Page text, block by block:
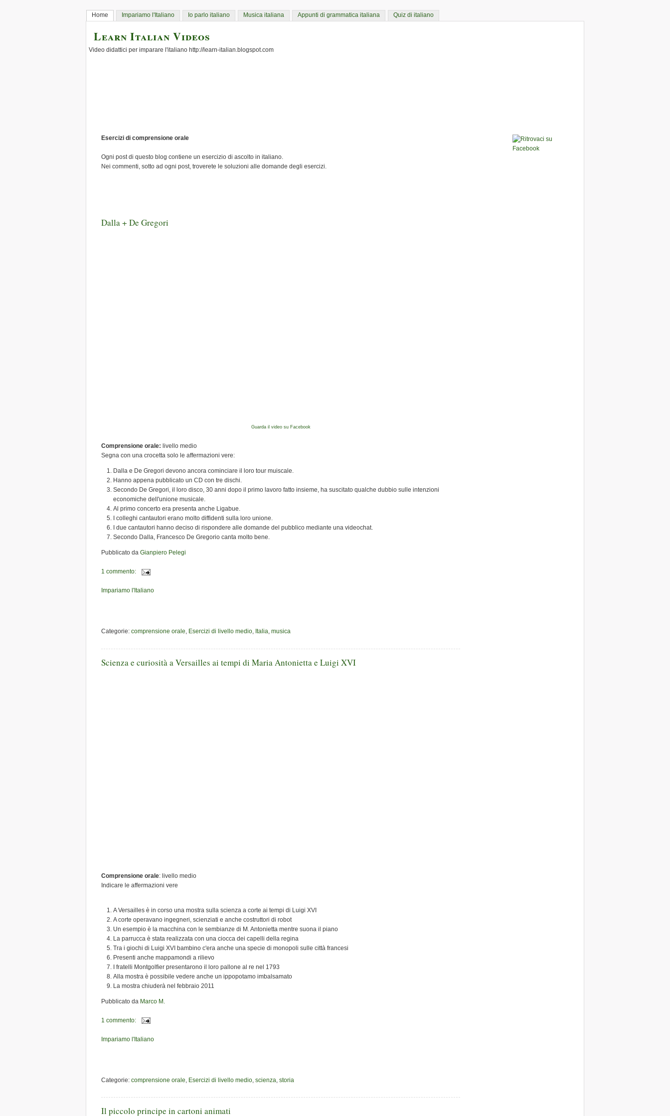
Home Impariamo l'Italiano Io parlo italiano Musica italiana Appunti di grammatica italiana Quiz di italiano
Learn Italian Videos
Video didattici per imparare l'italiano http://learn-italian.blogspot.com
Esercizi di comprensione orale
Ogni post di questo blog contiene un esercizio di ascolto in italiano.
Nei commenti, sotto ad ogni post, troverete le soluzioni alle domande degli esercizi.
Dalla + De Gregori
Guarda il video su Facebook
Comprensione orale: livello medio
Segna con una crocetta solo le affermazioni vere:
Dalla e De Gregori devono ancora cominciare il loro tour muiscale.
Hanno appena pubblicato un CD con tre dischi.
Secondo De Gregori, il loro disco, 30 anni dopo il primo lavoro fatto insieme, ha suscitato qualche dubbio sulle intenzioni
economiche dell'unione musicale.
Al primo concerto era presenta anche Ligabue.
I colleghi cantautori erano molto diffidenti sulla loro unione.
I due cantautori hanno deciso di rispondere alle domande del pubblico mediante una videochat.
Secondo Dalla, Francesco De Gregorio canta molto bene.
Pubblicato da Gianpiero Pelegi
1 commento:
Impariamo l'Italiano
Categorie: comprensione orale, Esercizi di livello medio, Italia, musica
Scienza e curiosità a Versailles ai tempi di Maria Antonietta e Luigi XVI
Comprensione orale: livello medio
Indicare le affermazioni vere
A Versailles è in corso una mostra sulla scienza a corte ai tempi di Luigi XVI
A corte operavano ingegneri, scienziati e anche costruttori di robot
Un esempio è la macchina con le sembianze di M. Antonietta mentre suona il piano
La parrucca è stata realizzata con una ciocca dei capelli della regina
Tra i giochi di Luigi XVI bambino c'era anche una specie di monopoli sulle città francesi
Presenti anche mappamondi a rilievo
I fratelli Montgolfier presentarono il loro pallone al re nel 1793
Alla mostra è possibile vedere anche un ippopotamo imbalsamato
La mostra chiuderà nel febbraio 2011
Pubblicato da Marco M.
1 commento:
Impariamo l'Italiano
Categorie: comprensione orale, Esercizi di livello medio, scienza, storia
Il piccolo principe in cartoni animati